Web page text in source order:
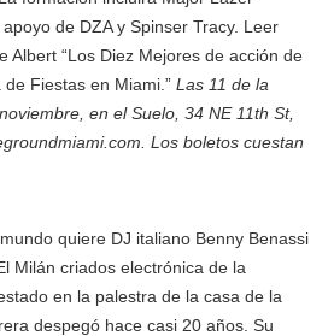
de DZA y Spinser Tracy. Leer
Albert “Los Diez Mejores de acción de
Fiestas en Miami.” Las 11 de la
en el Suelo, 34 NE 11th St,
Los boletos cuestan
quiere DJ italiano Benny Benassi
Milán criados electrónica de la
en la palestra de la casa de la
despegó hace casi 20 años. Su